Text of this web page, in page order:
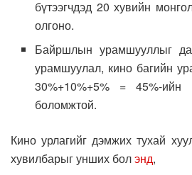
бүтээгчдэд 20 хувийн
олгоно.
Байршлын урамшууллыг
урамшуулал, кино багийн
30%+10%+5% = 45%-ийн
боломжтой.
Кино урлагийг дэмжих тухай
хувилбарыг унших болэнд,